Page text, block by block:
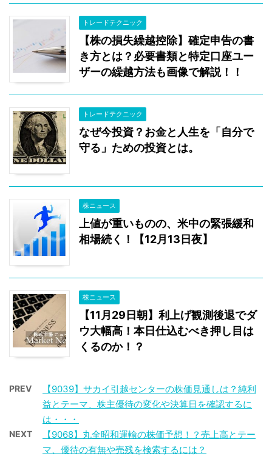
トレードテクニック
【株の損失繰越控除】確定申告の書
き方とは？必要書類と特定口座ユー
ザーの繰越方法も画像で解説！！
トレードテクニック
なぜ今投資？お金と人生を「自分で
守る」ための投資とは。
株ニュース
上値が重いものの、米中の緊張緩和
相場続く！【12月13日夜】
株ニュース
【11月29日朝】利上げ観測後退でダ
ウ大幅高！本日仕込むべき押し目は
くるのか！？
PREV
【9039】サカイ引越センターの株価見通しは？純利
益とテーマ、株主優待の変化や決算日を確認するに
は・・・
NEXT
【9068】丸全昭和運輸の株価予想！？売上高とテー
マ、優待の有無や売残を検索するには？